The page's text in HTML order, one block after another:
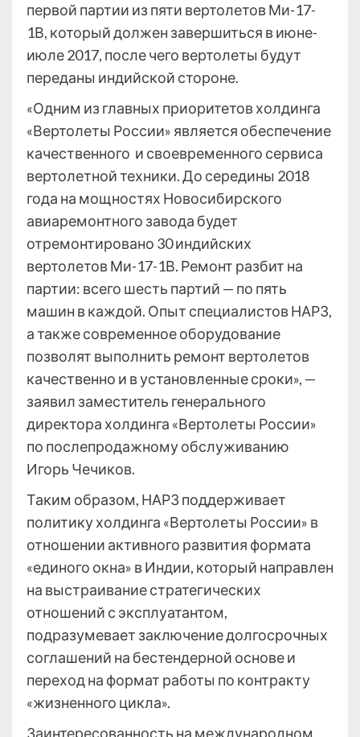
первой партии из пяти вертолетов Ми-17-
1В, который должен завершиться в июне-
июле 2017, после чего вертолеты будут
переданы индийской стороне.
«Одним из главных приоритетов холдинга
«Вертолеты России» является обеспечение
качественного и своевременного сервиса
вертолетной техники. До середины 2018
года на мощностях Новосибирского
авиаремонтного завода будет
отремонтировано 30 индийских
вертолетов Ми-17-1В. Ремонт разбит на
партии: всего шесть партий — по пять
машин в каждой. Опыт специалистов НАРЗ,
а также современное оборудование
позволят выполнить ремонт вертолетов
качественно и в установленные сроки», —
заявил заместитель генерального
директора холдинга «Вертолеты России»
по послепродажному обслуживанию
Игорь Чечиков.
Таким образом, НАРЗ поддерживает
политику холдинга «Вертолеты России» в
отношении активного развития формата
«единого окна» в Индии, который направлен
на выстраивание стратегических
отношений с эксплуатантом,
подразумевает заключение долгосрочных
соглашений на бестендерной основе и
переход на формат работы по контракту
«жизненного цикла».
Заинтересованность на международном